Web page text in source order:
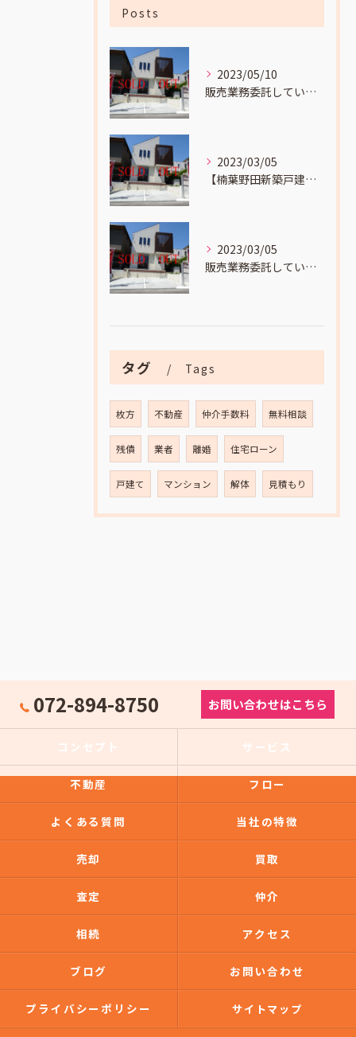
Posts
2023/05/10
販売業務委託していました
2023/03/05
【楠葉野田新築戸建成約】までの流れをお伝えします。
2023/03/05
販売業務委託していました
タグ Tags
枚方 不動産 仲介手数料 無料相談
残債 業者 離婚 住宅ローン
戸建て マンション 解体 見積もり
072-894-8750 お問い合わせはこちら
コンセプト サービス
不動産 フロー
よくある質問 当社の特徴
売却 買取
査定 仲介
相続 アクセス
ブログ お問い合わせ
プライバシーポリシー サイトマップ